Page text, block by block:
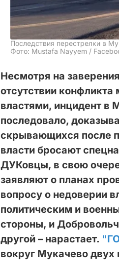
Последствия перестрелки в
Фото: Mustafa Nayyem /
Несмотря на
отсутствии
властями, инцидент в
последовало,
скрывающихся после
власти бросают
ДУКовцы, в свою
заявляют о планах
вопросу о недоверии
политическим и
стороны, и
другой – нарастает.
вокруг Мукачево двух